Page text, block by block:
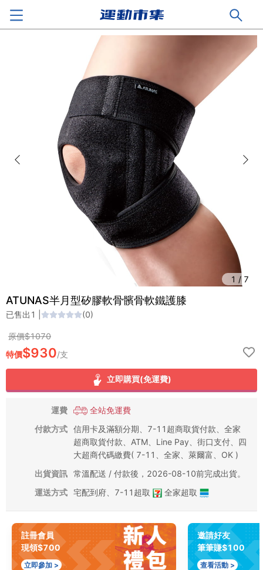
1 / 7
ATUNAS半月型矽膠軟骨髕骨軟鐵護膝
已售出 1 (0)
原價$1070
特價$930/支
立即購買(免運費)
運費
全站免運費
付款方式 信用卡及滿額分期、7-11超商取貨付款、全家
超商取貨付款、ATM、Line Pay、街口支付、四
大超商代碼繳費( 7-11、全家、萊爾富、OK )
出貨資訊 常溫配送 / 付款後，2026-08-10前完成出貨。
運送方式 宅配到府 7-11超取 全家超取
註冊會員
現領$700
立即參加 >
邀請好友
筆筆賺$100
查看活動 >